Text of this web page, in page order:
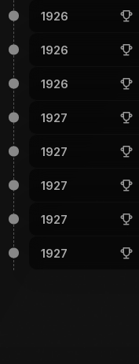
1926
1926
1926
1927
1927
1927
1927
1927